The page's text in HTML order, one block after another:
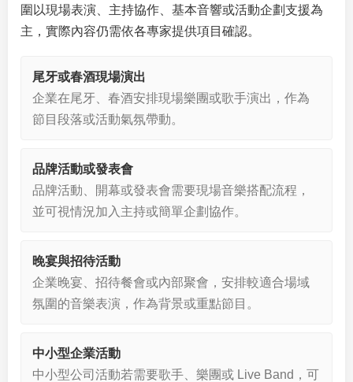
圍以現場表演、主持協作、基本音響或活動企劃支援為
主，實際內容仍需依各專家提供項目確認。
尾牙或春酒現場演出
企業在尾牙、春酒安排現場樂團或歌手演出，作為
節目段落或活動氣氛帶動。
品牌活動或發表會
品牌活動、開幕或發表會需要現場音樂搭配流程，
並可視情況加入主持或簡單企劃協作。
晚宴與招待活動
企業晚宴、招待餐會或內部聚會，安排較適合場域
氛圍的音樂表演，作為背景或重點節目。
中小型企業活動
中小型公司活動若需要歌手、樂團或 Live Band，可